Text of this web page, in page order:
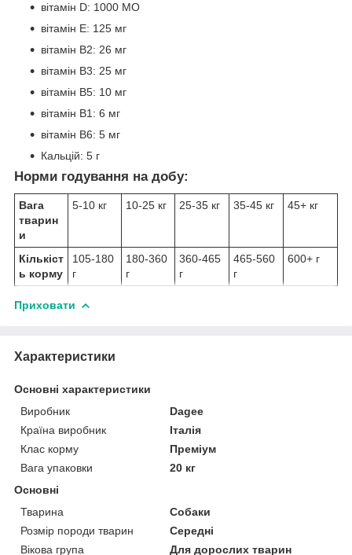
вітамін D: 1000 МО
вітамін Е: 125 мг
вітамін В2: 26 мг
вітамін В3: 25 мг
вітамін B5: 10 мг
вітамін B1: 6 мг
вітамін B6: 5 мг
Кальцій: 5 г
Норми годування на добу:
Вага
тварин
и
5-10 кг 10-25 кг 25-35 кг 35-45 кг 45+ кг
Кількіст
ь корму
105-180
г
180-360
г
360-465
г
465-560
г
600+ г
Приховати
Характеристики
Основні характеристики
Виробник
Dagee
Країна виробник
Італія
Клас корму
Преміум
Вага упаковки
20 кг
Основні
Тварина
Собаки
Розмір породи тварин
Середні
Вікова група
Для дорослих тварин